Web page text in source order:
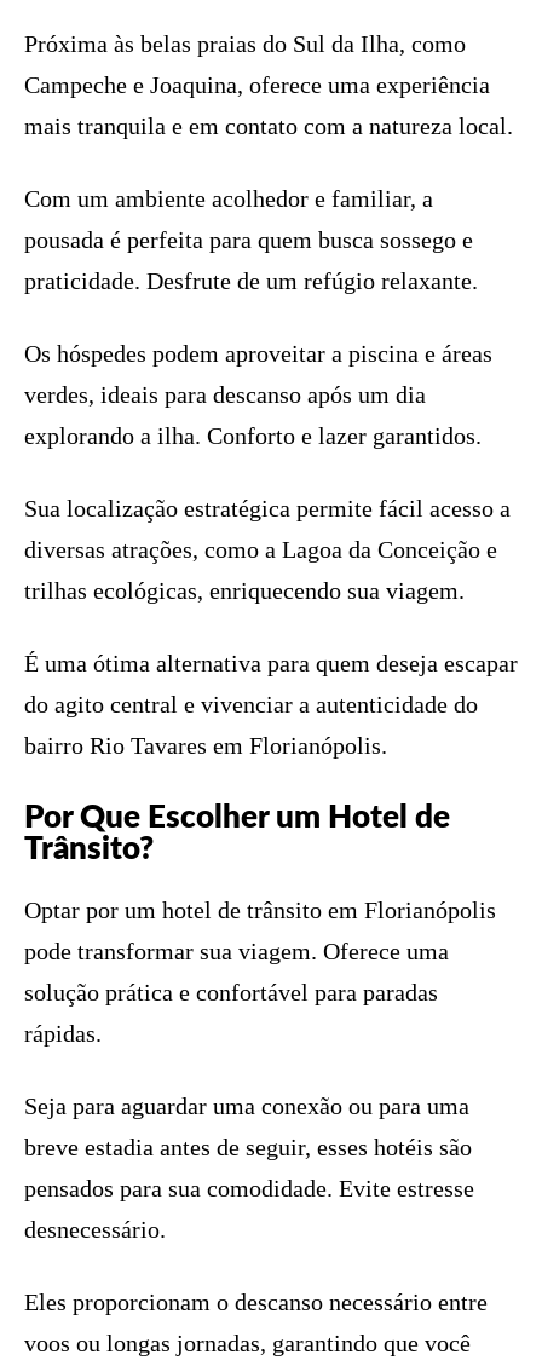
Próxima às belas praias do Sul da Ilha, como
Campeche e Joaquina, oferece uma experiência
mais tranquila e em contato com a natureza local.
Com um ambiente acolhedor e familiar, a
pousada é perfeita para quem busca sossego e
praticidade. Desfrute de um refúgio relaxante.
Os hóspedes podem aproveitar a piscina e áreas
verdes, ideais para descanso após um dia
explorando a ilha. Conforto e lazer garantidos.
Sua localização estratégica permite fácil acesso a
diversas atrações, como a Lagoa da Conceição e
trilhas ecológicas, enriquecendo sua viagem.
É uma ótima alternativa para quem deseja escapar
do agito central e vivenciar a autenticidade do
bairro Rio Tavares em Florianópolis.
Por Que Escolher um Hotel de
Trânsito?
Optar por um hotel de trânsito em Florianópolis
pode transformar sua viagem. Oferece uma
solução prática e confortável para paradas
rápidas.
Seja para aguardar uma conexão ou para uma
breve estadia antes de seguir, esses hotéis são
pensados para sua comodidade. Evite estresse
desnecessário.
Eles proporcionam o descanso necessário entre
voos ou longas jornadas, garantindo que você